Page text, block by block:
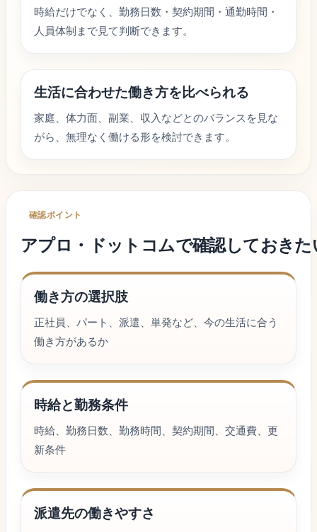
時給だけでなく、勤務日数・契約期間・通勤時間・
人員体制まで見て判断できます。
生活に合わせた働き方を比べられる
家庭、体力面、副業、収入などとのバランスを見な
がら、無理なく働ける形を検討できます。
確認ポイント
アプロ・ドットコムで確認しておきた
働き方の選択肢
正社員、パート、派遣、単発など、今の生活に合う
働き方があるか
時給と勤務条件
時給、勤務日数、勤務時間、契約期間、交通費、更
新条件
派遣先の働きやすさ